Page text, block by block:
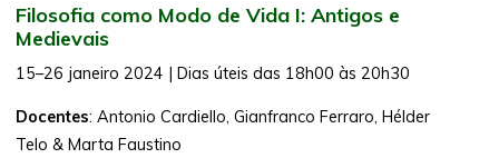
Filosofia como Modo de Vida I: Antigos e
Medievais
15–26 janeiro 2024 | Dias úteis das 18h00 às 20h30
Docentes: Antonio Cardiello, Gianfranco Ferraro, Hélder
Telo & Marta Faustino